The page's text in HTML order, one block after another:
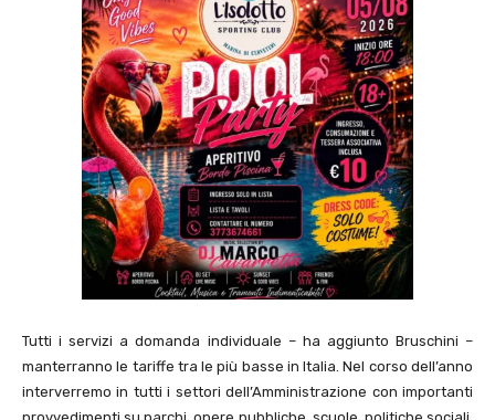
Tutti i servizi a domanda individuale – ha aggiunto Bruschini –
manterranno le tariffe tra le più basse in Italia. Nel corso dell’anno
interverremo in tutti i settori dell’Amministrazione con importanti